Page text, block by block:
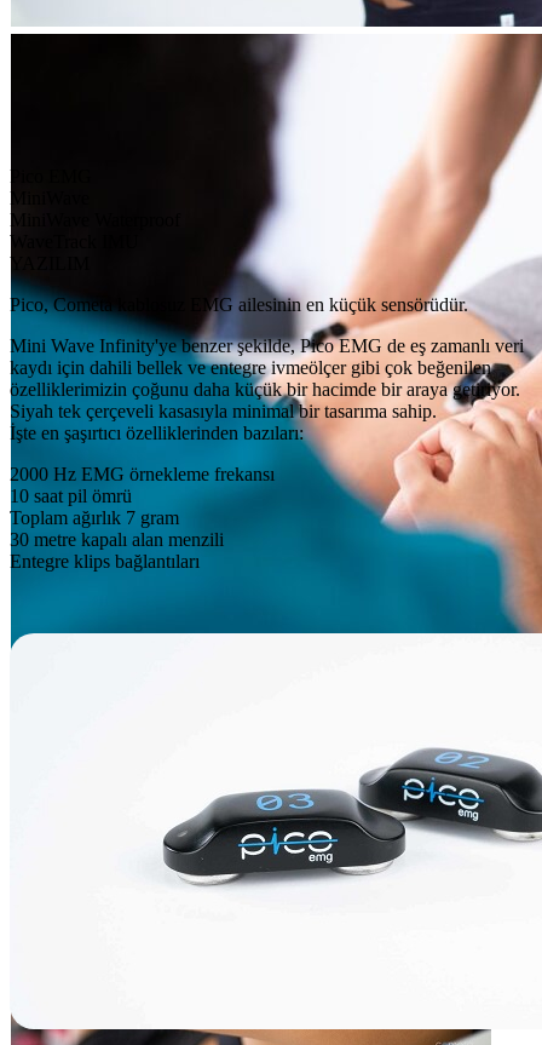
Pico EMG
MiniWave
MiniWave Waterproof
WaveTrack IMU
YAZILIM
Pico, Cometa kablosuz EMG ailesinin en küçük sensörüdür.
Mini Wave Infinity'ye benzer şekilde, Pico EMG de eş zamanlı veri
kaydı için dahili bellek ve entegre ivmeölçer gibi çok beğenilen
özelliklerimizin çoğunu daha küçük bir hacimde bir araya getiriyor.
Siyah tek çerçeveli kasasıyla minimal bir tasarıma sahip.
İşte en şaşırtıcı özelliklerinden bazıları:
2000 Hz EMG örnekleme frekansı
10 saat pil ömrü
Toplam ağırlık 7 gram
30 metre kapalı alan menzili
Entegre klips bağlantıları